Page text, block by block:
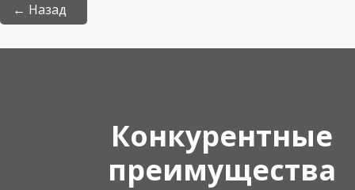
← Назад
Конкурентные
преимущества